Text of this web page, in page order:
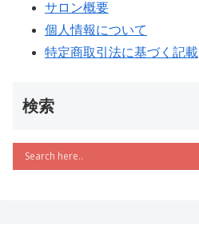
サロン概要
個人情報について
特定商取引法に基づく記載
検索